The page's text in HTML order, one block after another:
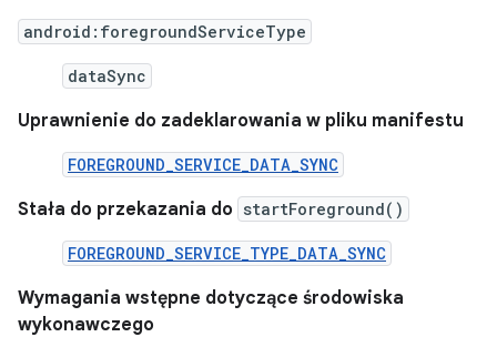
android:foregroundServiceType
dataSync
Uprawnienie do zadeklarowania w pliku manifestu
FOREGROUND_SERVICE_DATA_SYNC
Stała do przekazania do startForeground()
FOREGROUND_SERVICE_TYPE_DATA_SYNC
Wymagania wstępne dotyczące środowiska
wykonawczego